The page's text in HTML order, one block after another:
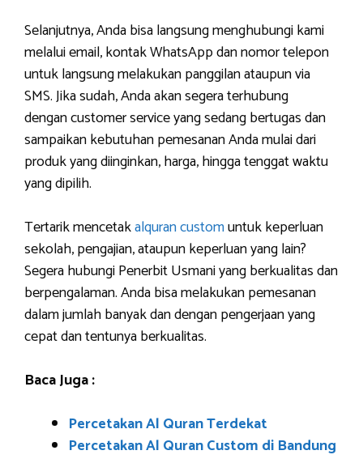
Selanjutnya, Anda bisa langsung menghubungi kami
melalui email, kontak WhatsApp dan nomor telepon
untuk langsung melakukan panggilan ataupun via
SMS. Jika sudah, Anda akan segera terhubung
dengan customer service yang sedang bertugas dan
sampaikan kebutuhan pemesanan Anda mulai dari
produk yang diinginkan, harga, hingga tenggat waktu
yang dipilih.
Tertarik mencetakalquran customuntuk keperluan
sekolah, pengajian, ataupun keperluan yang lain?
Segera hubungi Penerbit Usmani yang berkualitas dan
berpengalaman. Anda bisa melakukan pemesanan
dalam jumlah banyak dan dengan pengerjaan yang
cepat dan tentunya berkualitas.
Baca Juga :
Percetakan Al Quran Terdekat
Percetakan Al Quran Custom di Bandung